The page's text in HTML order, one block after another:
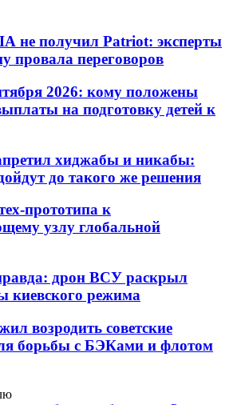
не получил Patriot: эксперты
провала переговоров
2026: кому положены
на подготовку детей к
хиджабы и никабы:
до такого же решения
прототипа к
узлу глобальной
дрон ВСУ раскрыл
киевского режима
возродить советские
борьбы с БЭКами и флотом